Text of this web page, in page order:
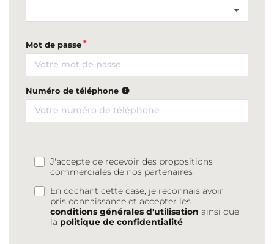
Mot de passe
Numéro de téléphone
J'accepte de recevoir des propositions
commerciales de nos partenaires
En cochant cette case, je reconnais avoir
pris connaissance et accepter les
conditions générales d'utilisation ainsi que
la politique de confidentialité